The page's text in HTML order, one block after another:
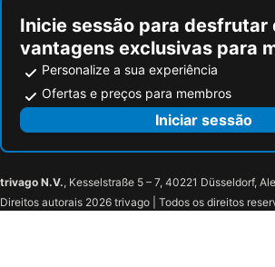
Inicie sessão para desfrutar
vantagens exclusivas para
Personalize a sua experiência
Ofertas e preços para membros
Iniciar sessão
trivago N.V., Kesselstraße 5 – 7, 40221 Düsseldorf,
Direitos autorais 2026 trivago | Todos os direitos